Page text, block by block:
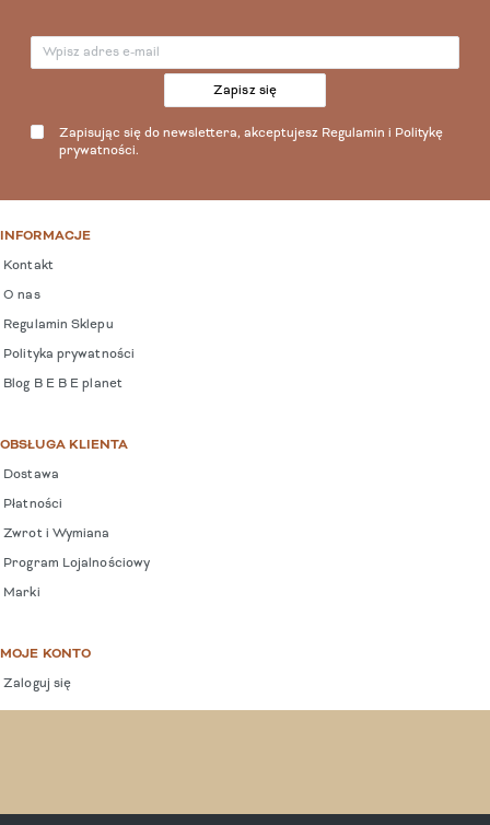
Zapisz się
Zapisując się do newslettera, akceptujesz Regulamin i Politykę
prywatności.
INFORMACJE
Kontakt
O nas
Regulamin Sklepu
Polityka prywatności
Blog B E B E planet
OBSŁUGA KLIENTA
Dostawa
Płatności
Zwrot i Wymiana
Program Lojalnościowy
Marki
MOJE KONTO
Zaloguj się
COPYRIGHT © 2025 BEBEPLANET.